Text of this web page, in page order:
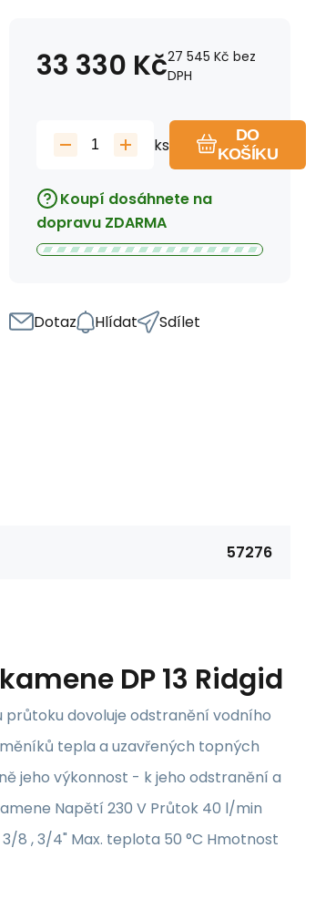
33 330 Kč27 545 Kč bez
DPH
ks
DO
KOŠÍKU
Koupí dosáhnete na
dopravu ZDARMA
Dotaz Hlídat Sdílet
57276
DP 13 Ridgid
průtoku dovoluje odstranění vodního
tepla a uzavřených topných
jeho výkonnost - k jeho odstranění a
Napětí 230 V Průtok 40 l/min
8 , 3/4" Max. teplota 50 °C Hmotnost